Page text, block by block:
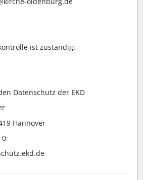
ist zuständig:
Datenschutz der EKD
Hannover